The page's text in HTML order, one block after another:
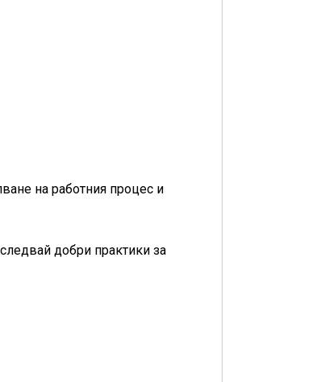
на работния процес и
добри практики за